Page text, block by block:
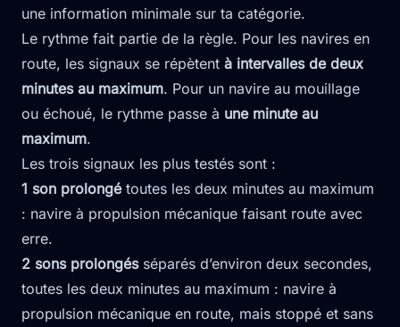
une information minimale sur ta catégorie.
Le rythme fait partie de la règle. Pour les navires en
route, les signaux se répètent à intervalles de deux
minutes au maximum. Pour un navire au mouillage
ou échoué, le rythme passe à une minute au
maximum.
Les trois signaux les plus testés sont :
1 son prolongétoutes les deux minutes au maximum
: navire à propulsion mécanique faisant route avec
erre.
2 sons prolongésséparés d’environ deux secondes,
toutes les deux minutes au maximum : navire à
propulsion mécanique en route, mais stoppé et sans